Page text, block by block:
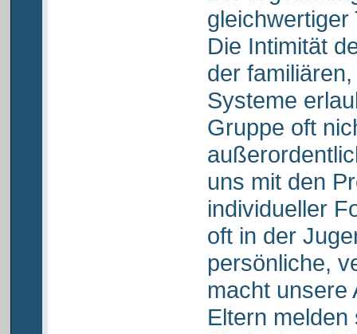
gleichwertiger
Die Intimität
der
Systeme
Gruppe oft
uns mit den
individueller
oft in der
persönliche,
macht unsere
Eltern